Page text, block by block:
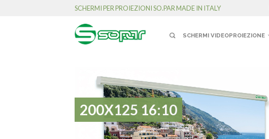
SCHERMI PER PROIEZIONI SO.PAR MADE IN ITALY
SCHERMI VIDEOPROIEZIONE
200X125 16:10